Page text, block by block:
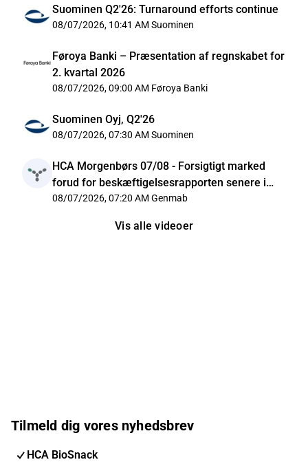
Suominen Q2'26: Turnaround efforts continue
08/07/2026, 10:41 AM Suominen
Føroya Banki – Præsentation af regnskabet for
2. kvartal 2026
08/07/2026, 09:00 AM Føroya Banki
Suominen Oyj, Q2'26
08/07/2026, 07:30 AM Suominen
HCA Morgenbørs 07/08 - Forsigtigt marked
forud for beskæftigelsesrapporten senere i
dag
08/07/2026, 07:20 AM Genmab
Vis alle videoer
Tilmeld dig vores nyhedsbrev
HCA BioSnack